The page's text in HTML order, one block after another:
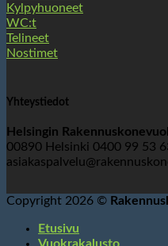
Kylpyhuoneet
WC:t
Telineet
Nostimet
Yhteystiedot
Helsingin
00890 Helsinki 0400 99 53
Copyright 2026 ©
Etusivu